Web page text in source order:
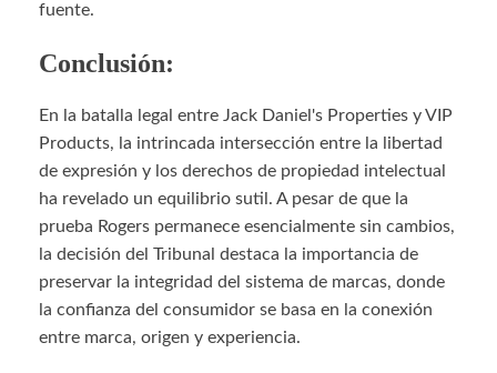
fuente.
Conclusión:
En la batalla legal entre Jack Daniel's Properties y VIP
Products, la intrincada intersección entre la libertad
de expresión y los derechos de propiedad intelectual
ha revelado un equilibrio sutil. A pesar de que la
prueba Rogers permanece esencialmente sin cambios,
la decisión del Tribunal destaca la importancia de
preservar la integridad del sistema de marcas, donde
la confianza del consumidor se basa en la conexión
entre marca, origen y experiencia.